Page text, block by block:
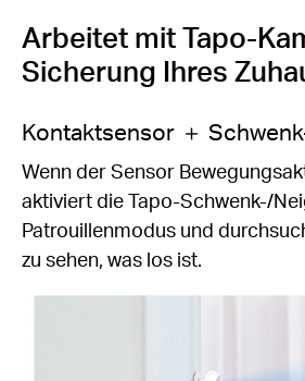
Arbeitet mit Tapo-
Sicherung Ihres
Kontaktsensor ＋
Wenn der Sensor
aktiviert die Tapo-Schwenk-/
Patrouillenmodus und
zu sehen, was los ist.